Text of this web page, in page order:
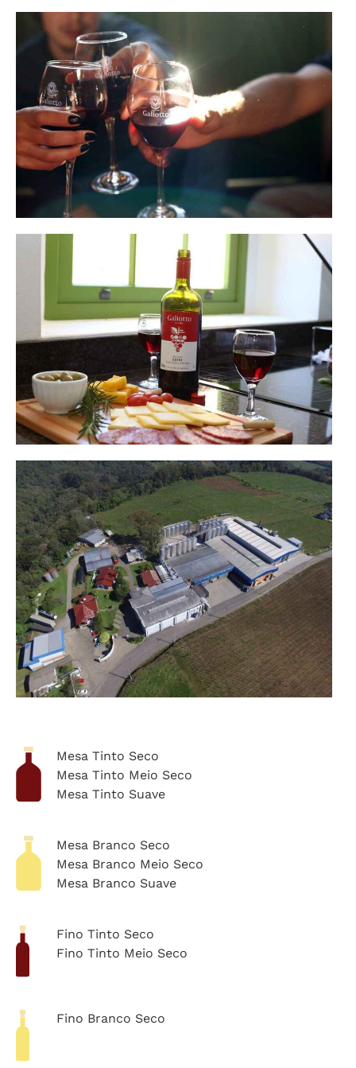
Mesa Tinto Seco
Mesa Tinto Meio Seco
Mesa Tinto Suave
Mesa Branco Seco
Mesa Branco Meio Seco
Mesa Branco Suave
Fino Tinto Seco
Fino Tinto Meio Seco
Fino Branco Seco